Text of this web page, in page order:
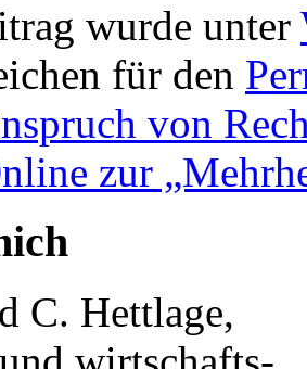
wurde unter
für den
von
zur
C. Hettlage,